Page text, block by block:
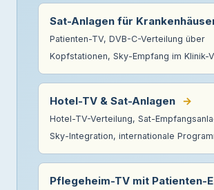
Sat-Anlagen für
Patienten-TV, DVB-C-Verteilung über
Kopfstationen, Sky-Empfang im Klinik-
Hotel-TV & Sat-Anlagen →
Hotel-TV-Verteilung, Sat-
Sky-Integration, internationale
Pflegeheim-TV mit Patienten-